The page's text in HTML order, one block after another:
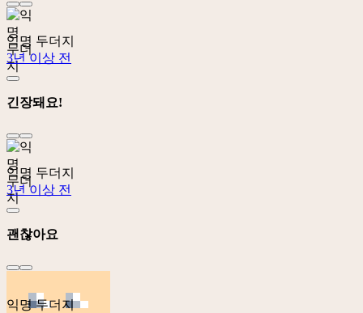
익명 두더지
3년 이상 전
긴장돼요!
익명 두더지
3년 이상 전
괜찮아요
익명 두더지